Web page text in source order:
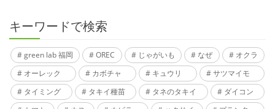
キーワードで検索
green lab 福岡 OREC じゃがいも なぜ
オクラ
オーレック
カボチャ キュウリ
サツマイモ
タイミング
タキイ種苗 タネのタキイ
ダイコン